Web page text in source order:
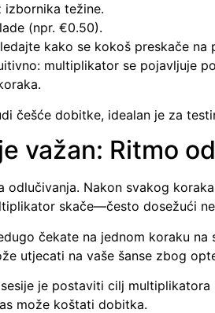
izbornika težine.
(npr. €0.50).
kako se kokoš preskače na
multiplikator se pojavljuje
češće dobitke, idealan je za
važan: Ritmo
odlučivanja. Nakon svakog
skače—često dosežući
čekate na jednom koraku
utjecati na vaše šanse zbog
je postaviti cilj
može koštati dobitka.